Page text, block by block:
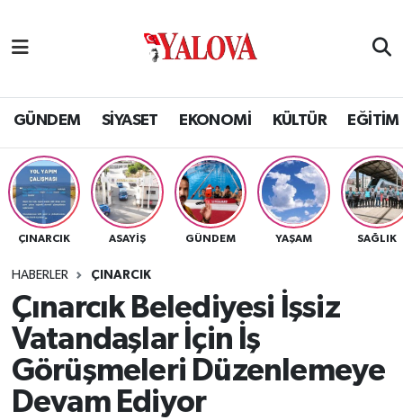
GÜNDEM SİYASET EKONOMİ KÜLTÜR EĞİTİM
ÇINARCIK ASAYİŞ GÜNDEM YAŞAM SAĞLIK
HABERLER ÇINARCIK
Çınarcık Belediyesi İşsiz
Vatandaşlar İçin İş
Görüşmeleri Düzenlemeye
Devam Ediyor
SİYASET
EKONOMİ
KÜLTÜR
BİLİM VE TEKNOLOJİ
ASAYİŞ
SAĞLIK
Yalova Nöbetçi Eczaneler
Yalova Hava Durumu
Yalova Namaz Vakitleri
Yalova Trafik Yoğunluk Haritası
Tüm Manşetler
Son Dakika Haberleri
Haber Arşivi